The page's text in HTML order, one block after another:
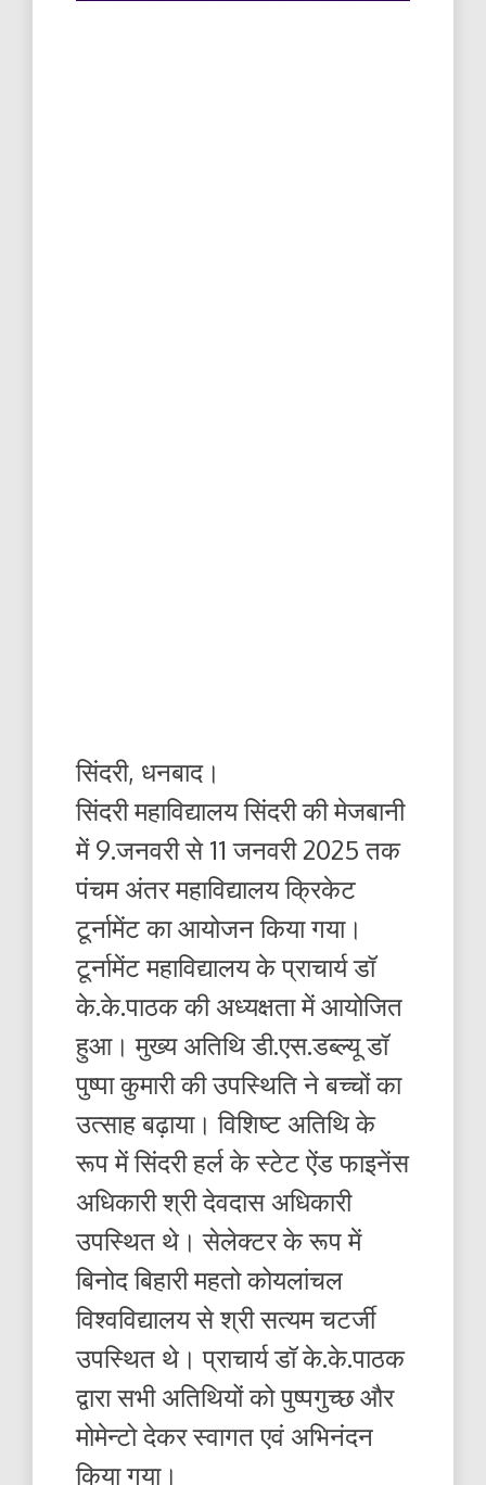
सिंदरी, धनबाद।
सिंदरी महाविद्यालय सिंदरी की मेजबानी
में 9.जनवरी से 11 जनवरी 2025 तक
पंचम अंतर महाविद्यालय क्रिकेट
टूर्नामेंट का आयोजन किया गया।
टूर्नामेंट महाविद्यालय के प्राचार्य डॉ
के.के.पाठक की अध्यक्षता में आयोजित
हुआ। मुख्य अतिथि डी.एस.डब्ल्यू डॉ
पुष्पा कुमारी की उपस्थिति ने बच्चों का
उत्साह बढ़ाया। विशिष्ट अतिथि के
रूप में सिंदरी हर्ल के स्टेट ऐंड फाइनेंस
अधिकारी श्री देवदास अधिकारी
उपस्थित थे। सेलेक्टर के रूप में
बिनोद बिहारी महतो कोयलांचल
विश्वविद्यालय से श्री सत्यम चटर्जी
उपस्थित थे। प्राचार्य डॉ के.के.पाठक
द्वारा सभी अतिथियों को पुष्पगुच्छ और
मोमेन्टो देकर स्वागत एवं अभिनंदन
किया गया।